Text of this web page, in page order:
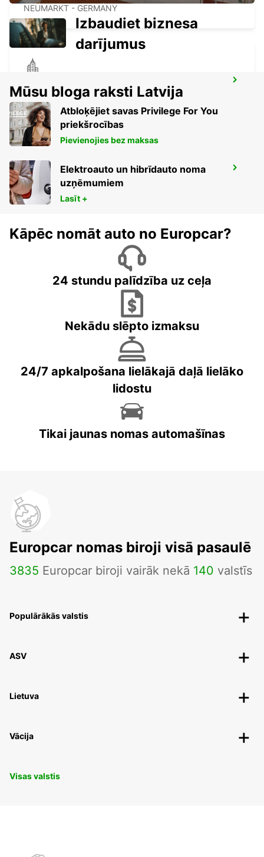
NEUMARKT - GERMANY
BAMBERG
BAMBERG - GERMANY
AMBERG
AMBERG - GERMANY
Izbaudiet biznesa
darījumus
Mūsu bloga raksti Latvija
Atbloķējiet savas Privilege For You
priekšrocības
Pievienojies bez maksas
Elektroauto un hibrīdauto noma
uzņēmumiem
Lasīt +
Kāpēc nomāt auto no Europcar?
24 stundu palīdzība uz ceļa
Nekādu slēpto izmaksu
24/7 apkalpošana lielākajā daļā lielāko
lidostu
Tikai jaunas nomas automašīnas
Europcar nomas biroji visā pasaulē
3835 Europcar biroji vairāk nekā 140 valstīs
Populārākās valstis
ASV
Lietuva
Vācija
Visas valstis